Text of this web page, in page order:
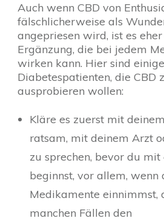
Auch wenn CBD von
fälschlicherweise als
angepriesen wird, ist es
Ergänzung, die bei jedem
wirken kann. Hier sind
Diabetespatienten, die CBD
ausprobieren wollen:
Kläre es zuerst mit
ratsam, mit deinem Arzt
zu sprechen, bevor du mit
beginnst, vor allem, wenn
Medikamente einnimmst,
manchen Fällen den